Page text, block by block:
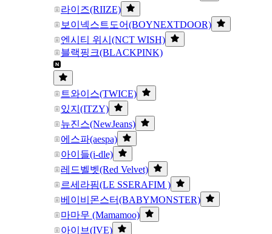
라이즈(RIIZE)
보이넥스트도어(BOYNEXTDOOR)
엔시티 위시(NCT WISH)
블랙핑크(BLACKPINK)
트와이스(TWICE)
있지(ITZY)
뉴진스(NewJeans)
에스파(aespa)
아이들(i-dle)
레드벨벳(Red Velvet)
르세라핌(LE SSERAFIM )
베이비몬스터(BABYMONSTER)
마마무 (Mamamoo)
아이브(IVE)